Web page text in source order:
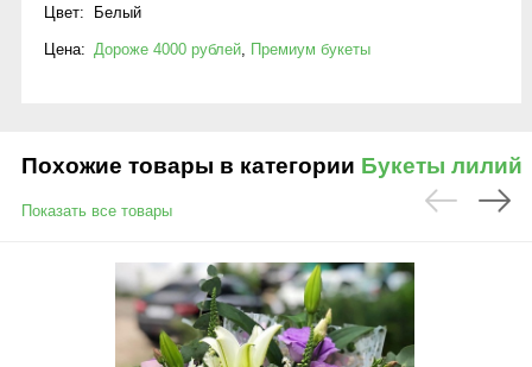
Цвет: Белый
Цена: Дороже 4000 рублей, Премиум букеты
Похожие товары в категории Букеты лилий
Показать все товары